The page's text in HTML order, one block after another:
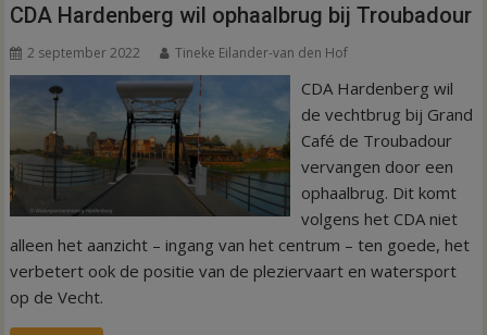
CDA Hardenberg wil ophaalbrug bij Troubadour
2 september 2022 Tineke Eilander-van den Hof
CDA Hardenberg wil
de vechtbrug bij Grand
Café de Troubadour
vervangen door een
ophaalbrug. Dit komt
volgens het CDA niet
alleen het aanzicht – ingang van het centrum – ten goede, het
verbetert ook de positie van de pleziervaart en watersport
op de Vecht.